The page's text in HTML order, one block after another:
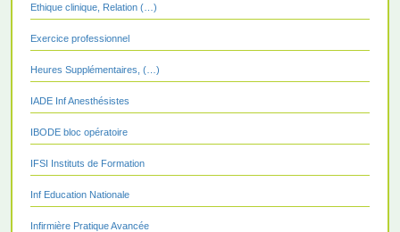
Ethique clinique, Relation (…)
Exercice professionnel
Heures Supplémentaires, (…)
IADE Inf Anesthésistes
IBODE bloc opératoire
IFSI Instituts de Formation
Inf Education Nationale
Infirmière Pratique Avancée